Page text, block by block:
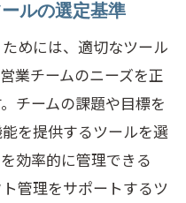
ルの選定基準
めには、適切なツール
業チームのニーズを正
チームの課題や目標を
を提供するツールを選
効率的に管理できる
管理をサポートするツ